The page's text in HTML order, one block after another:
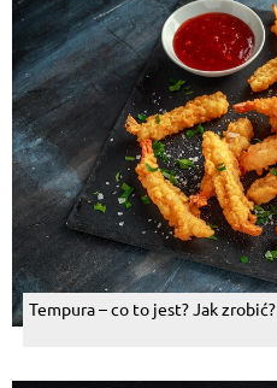
Tempura – co to jest? Jak zrobić?